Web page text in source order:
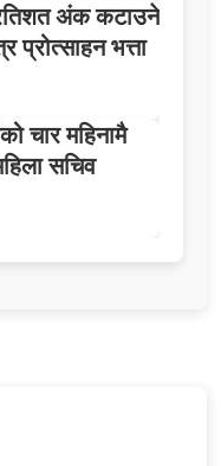
अंक कटाउने
प्रोत्साहन भत्ता
चार महिनामै
सचिव